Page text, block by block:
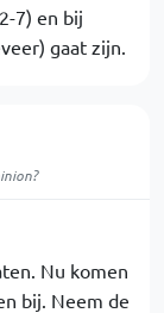
7) en bij
gaat zijn.
Nu komen
bij. Neem de